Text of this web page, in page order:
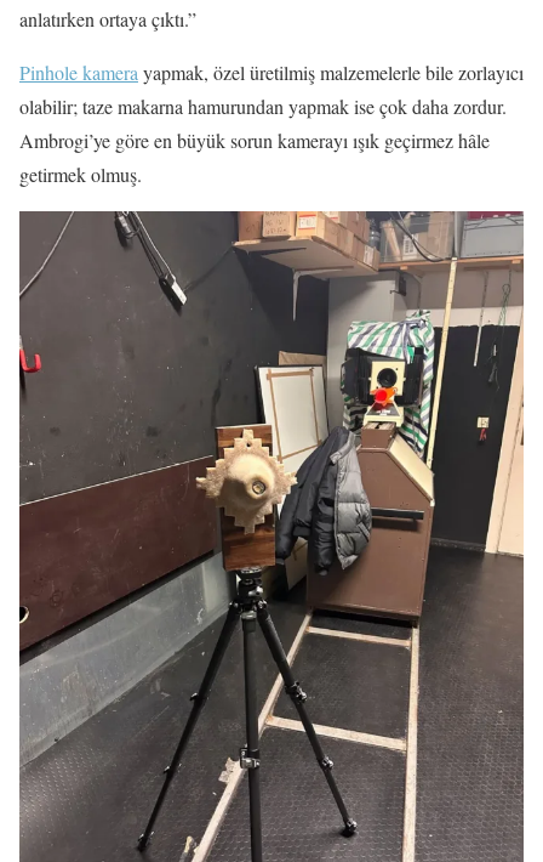
anlatırken ortaya çıktı.”
Pinhole kamerayapmak, özel üretilmiş malzemelerle bile zorlayıcı
olabilir; taze makarna hamurundan yapmak ise çok daha zordur.
Ambrogi’ye göre en büyük sorun kamerayı ışık geçirmez hâle
getirmek olmuş.